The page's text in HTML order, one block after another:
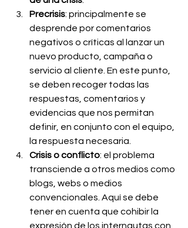
Precrisis: principalmente se
desprende por comentarios
negativos o críticas al lanzar un
nuevo producto, campaña o
servicio al cliente. En este punto,
se deben recoger todas las
respuestas, comentarios y
evidencias que nos permitan
definir, en conjunto con el equipo,
la respuesta necesaria.
Crisis o conflicto: el problema
transciende a otros medios como
blogs, webs o medios
convencionales. Aquí se debe
tener en cuenta que cohibir la
expresión de los internautas con